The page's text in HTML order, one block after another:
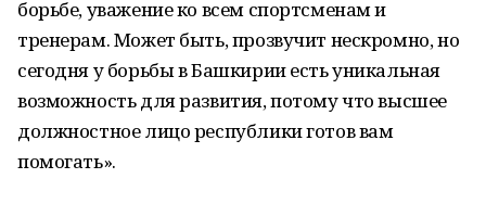
борьбе, уважение ко всем спортсменам и
тренерам. Может быть, прозвучит нескромно, но
сегодня у борьбы в Башкирии есть уникальная
возможность для развития, потому что высшее
должностное лицо республики готов вам
помогать».